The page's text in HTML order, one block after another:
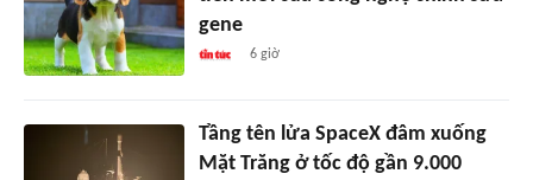
gene
6 giờ
Tầng tên lửa SpaceX đâm xuống
Mặt Trăng ở tốc độ gần 9.000